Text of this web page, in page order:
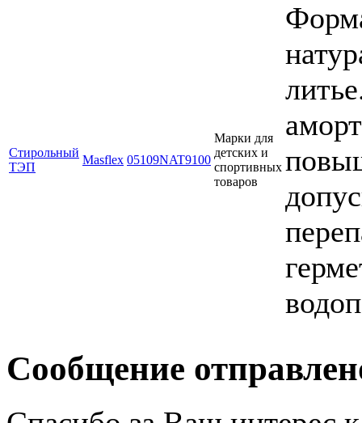
Стирольный
ТЭП
Masflex 05109NAT9100
Марки для
детских и
спортивных
товаров
Сообщение